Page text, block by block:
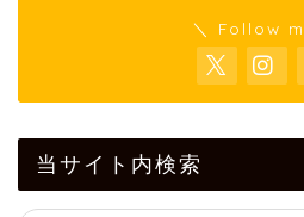
＼ Follow
当サイト内検索